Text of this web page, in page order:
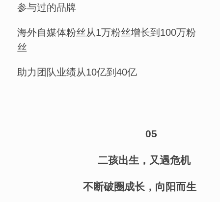
参与过的品牌
海外自媒体粉丝从1万粉丝增长到100万粉
丝
助力团队业绩从10亿到40亿
05
二孩出生，又遇危机
不断破圈成长，向阳而生